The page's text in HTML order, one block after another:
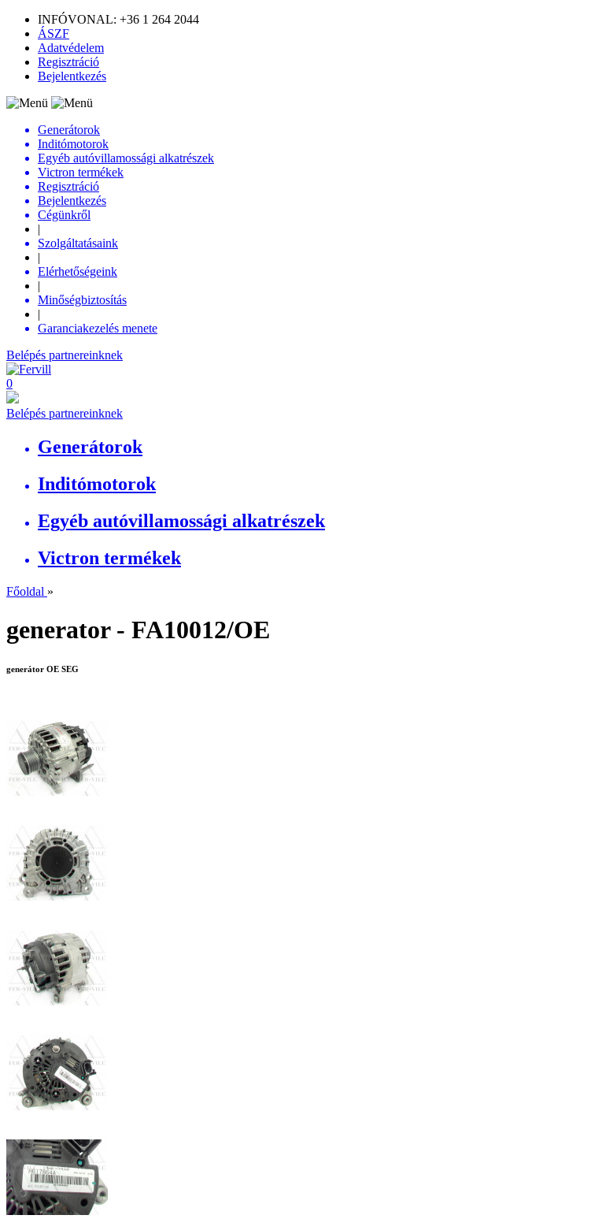
INFÓVONAL: +36 1 264 2044
ÁSZF
Adatvédelem
Regisztráció
Bejelentkezés
Generátorok
Inditómotorok
Egyéb autóvillamossági alkatrészek
Victron termékek
Regisztráció
Bejelentkezés
Cégünkről
|
Szolgáltatásaink
|
Elérhetőségeink
|
Minőségbiztosítás
|
Garanciakezelés menete
Belépés partnereinknek
0
Belépés partnereinknek
Generátorok
Inditómotorok
Egyéb autóvillamossági alkatrészek
Victron termékek
Főoldal »
generator - FA10012/OE
generátor OE SEG